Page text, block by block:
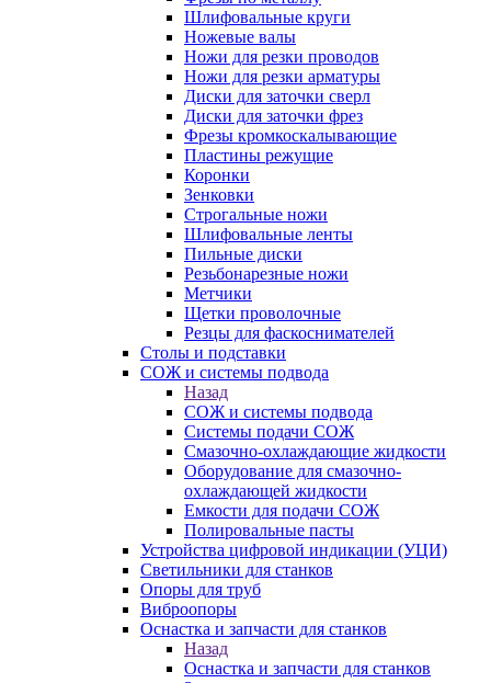
Шлифовальные круги
Ножевые валы
Ножи для резки проводов
Ножи для резки арматуры
Диски для заточки сверл
Диски для заточки фрез
Фрезы кромкоскалывающие
Пластины режущие
Коронки
Зенковки
Строгальные ножи
Шлифовальные ленты
Пильные диски
Резьбонарезные ножи
Метчики
Щетки проволочные
Резцы для фаскоснимателей
Столы и подставки
СОЖ и системы подвода
Назад
СОЖ и системы подвода
Системы подачи СОЖ
Смазочно-охлаждающие жидкости
Оборудование для смазочно-
охлаждающей жидкости
Емкости для подачи СОЖ
Полировальные пасты
Устройства цифровой индикации (УЦИ)
Светильники для станков
Опоры для труб
Виброопоры
Оснастка и запчасти для станков
Назад
Оснастка и запчасти для станков